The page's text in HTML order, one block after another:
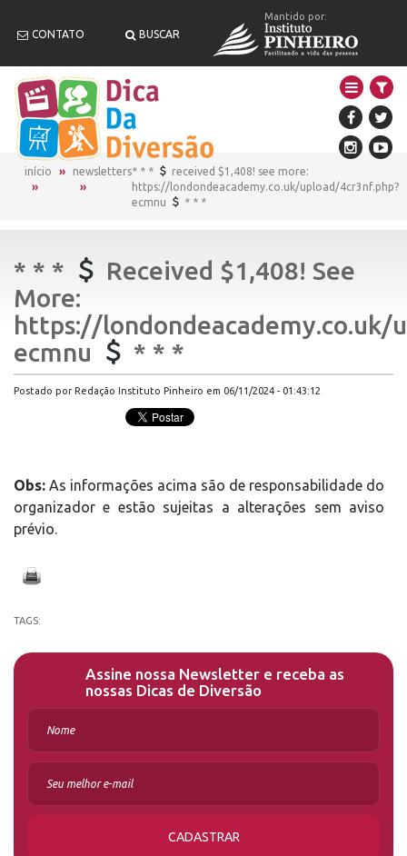
CONTATO BUSCAR
Mantido por:
início newsletters* * *
received $1,408! see more:
https://londondeacademy.co.uk/upload/4cr3nf.php?
ecmnu
* * *
* * *
Received $1,408! See
More:
https://londondeacademy.co.uk/
ecmnu
* * *
Postado por Redação Instituto Pinheiro em 06/11/2024 - 01:43:12
Obs: As informações acima são de responsabilidade do
organizador e estão sujeitas a alterações sem aviso
prévio.
TAGS:
Assine nossa Newsletter e receba as
nossas Dicas de Diversão
CADASTRAR